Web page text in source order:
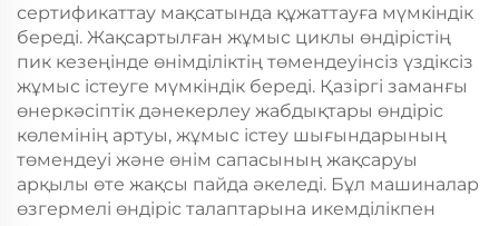
сертификаттау мақсатында құжаттауға мүмкіндік
береді. Жақсартылған жұмыс циклы өндірістің
пик кезеңінде өнімділіктің төмендеуінсіз үздіксіз
жұмыс істеуге мүмкіндік береді. Қазіргі заманғы
өнеркәсіптік дәнекерлеу жабдықтары өндіріс
көлемінің артуы, жұмыс істеу шығындарының
төмендеуі және өнім сапасының жақсаруы
арқылы өте жақсы пайда әкеледі. Бұл машиналар
өзгермелі өндіріс талаптарына икемділікпен